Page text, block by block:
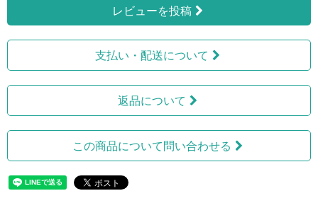
レビューを投稿
支払い・配送について
返品について
この商品について問い合わせる